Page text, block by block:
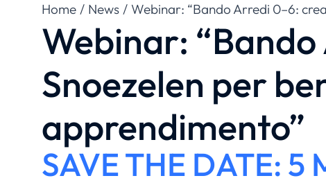
Tu sei qui:
Home News Webinar: “Bando Arredi 0–6:
Webinar:
Snoezelen per
apprendimento”
SAVE THE DATE: 5